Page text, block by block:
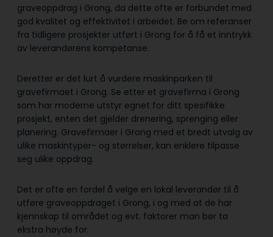
graveoppdrag i Grong, da dette ofte er forbundet med
god kvalitet og effektivitet i arbeidet. Be om referanser
fra tidligere prosjekter utført i Grong for å få et inntrykk
av leverandørens kompetanse.
Deretter er det lurt å vurdere maskinparken til
gravefirmaet i Grong. Se etter et gravefirma i Grong
som har moderne utstyr egnet for ditt spesifikke
prosjekt, enten det gjelder drenering, sprenging eller
planering. Gravefirmaer i Grong med et bredt utvalg av
ulike maskintyper- og størrelser, kan enklere tilpasse
seg ulike oppdrag.
Det er ofte en fordel å velge en lokal leverandør til å
utføre graveoppdraget i Grong, i og med at de har
kjennskap til området og evt. faktorer man bør ta
ekstra høyde for.